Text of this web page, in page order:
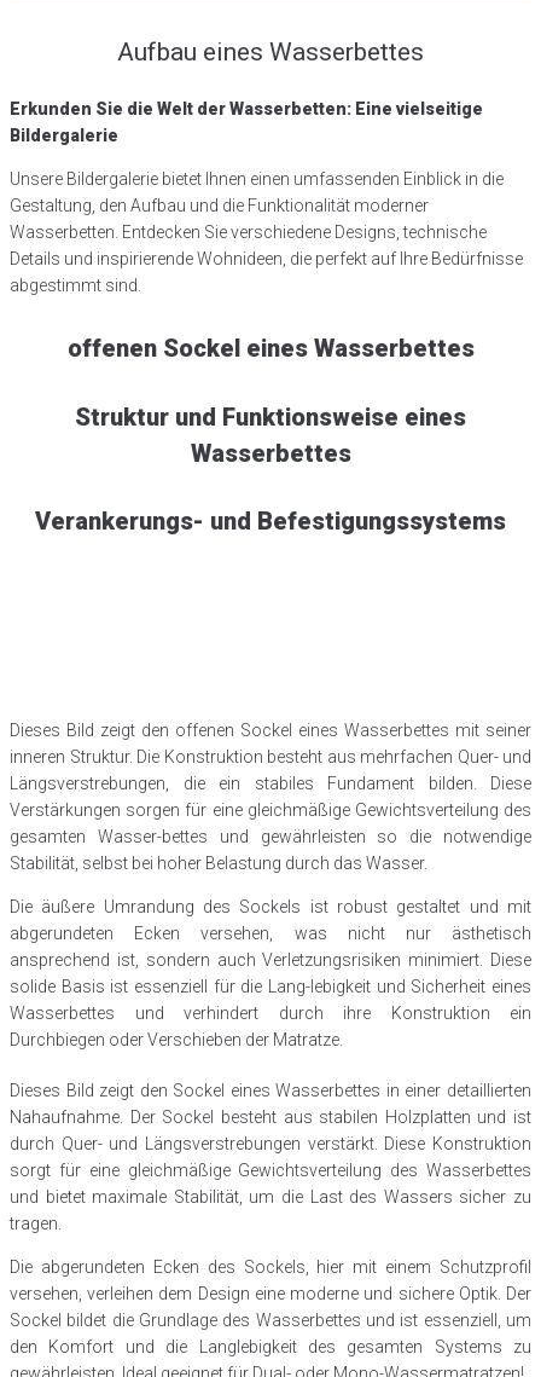
Aufbau eines Wasserbettes
Erkunden Sie die Welt der Wasserbetten: Eine vielseitige
Bildergalerie
Unsere Bildergalerie bietet Ihnen einen umfassenden Einblick in die
Gestaltung, den Aufbau und die Funktionalität moderner
Wasserbetten. Entdecken Sie verschiedene Designs, technische
Details und inspirierende Wohnideen, die perfekt auf Ihre Bedürfnisse
abgestimmt sind.
offenen Sockel eines Wasserbettes
Struktur und Funktionsweise eines
Wasserbettes
Verankerungs- und Befestigungssystems
Dieses Bild zeigt den offenen Sockel eines Wasserbettes mit seiner
inneren Struktur. Die Konstruktion besteht aus mehrfachen Quer- und
Längsverstrebungen, die ein stabiles Fundament bilden. Diese
Verstärkungen sorgen für eine gleichmäßige Gewichtsverteilung des
gesamten Wasser-bettes und gewährleisten so die notwendige
Stabilität, selbst bei hoher Belastung durch das Wasser.
Die äußere Umrandung des Sockels ist robust gestaltet und mit
abgerundeten Ecken versehen, was nicht nur ästhetisch
ansprechend ist, sondern auch Verletzungsrisiken minimiert. Diese
solide Basis ist essenziell für die Lang-lebigkeit und Sicherheit eines
Wasserbettes und verhindert durch ihre Konstruktion ein
Durchbiegen oder Verschieben der Matratze.
Dieses Bild zeigt den Sockel eines Wasserbettes in einer detaillierten
Nahaufnahme. Der Sockel besteht aus stabilen Holzplatten und ist
durch Quer- und Längsverstrebungen verstärkt. Diese Konstruktion
sorgt für eine gleichmäßige Gewichtsverteilung des Wasserbettes
und bietet maximale Stabilität, um die Last des Wassers sicher zu
tragen.
Die abgerundeten Ecken des Sockels, hier mit einem Schutzprofil
versehen, verleihen dem Design eine moderne und sichere Optik. Der
Sockel bildet die Grundlage des Wasserbettes und ist essenziell, um
den Komfort und die Langlebigkeit des gesamten Systems zu